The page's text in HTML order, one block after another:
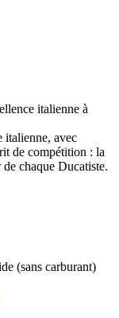
italienne à
italienne, avec
de compétition : la
chaque Ducatiste.
(sans carburant)